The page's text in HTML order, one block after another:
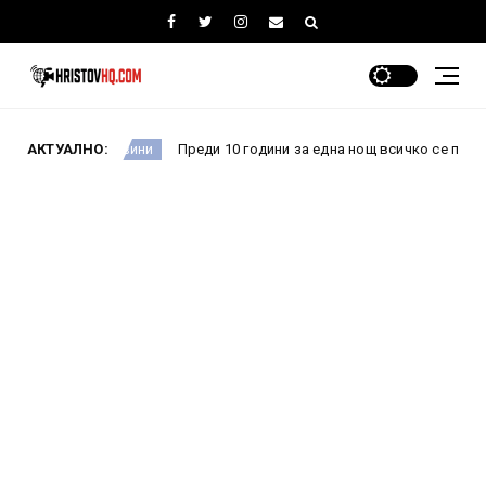
АКТУАЛНО:
Новини Преди 10 години за една нощ всичко се промени: Как